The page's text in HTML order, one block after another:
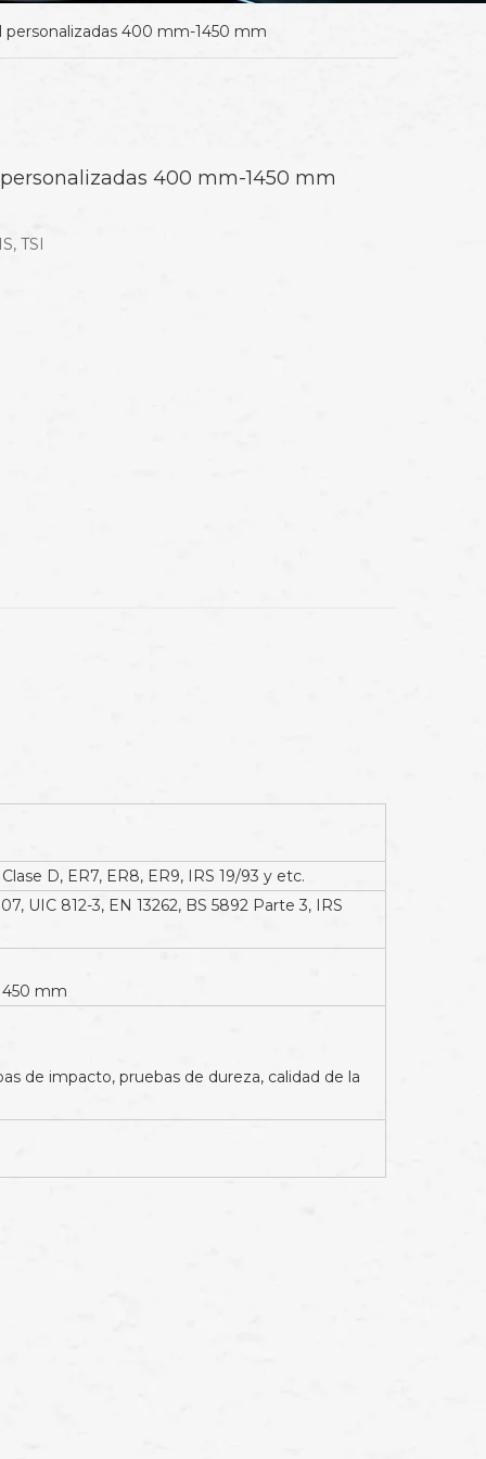
personalizadas 400 mm-1450 mm
400 mm-1450 mm
TSI
D, ER7, ER8, ER9, IRS 19/93 y etc.
UIC 812-3, EN 13262, BS 5892 Parte 3, IRS
mm
de impacto, pruebas de dureza, calidad de la